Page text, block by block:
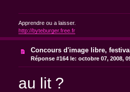
Apprendre ou a laisser.
http://byteburger.free.fr
Concours d'image libre,
Réponse #164 le: octobre 07, 2008,
au lit ?